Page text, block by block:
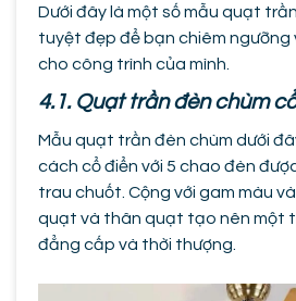
Dưới đây là một số mẫu quạt
tuyệt đẹp để bạn chiêm ngưỡng
cho công trình của mình.
4.1. Quạt trần đèn chùm
Mẫu quạt trần đèn chùm dưới
cách cổ điển với 5 chao đèn
trau chuốt. Cộng với gam màu
quạt và thân quạt tạo nên một
đẳng cấp và thời thượng.